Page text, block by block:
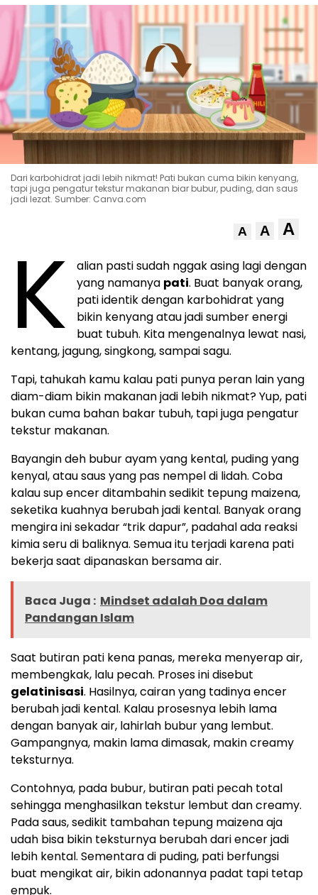
Dari karbohidrat jadi lebih nikmat! Pati bukan cuma bikin kenyang,
tapi juga pengatur tekstur makanan biar bubur, puding, dan saus
jadi lezat. Sumber: Canva.com
A A A
K
alian pasti sudah nggak asing lagi dengan
yang namanya pati. Buat banyak orang,
pati identik dengan karbohidrat yang
bikin kenyang atau jadi sumber energi
buat tubuh. Kita mengenalnya lewat nasi,
kentang, jagung, singkong, sampai sagu.
Tapi, tahukah kamu kalau pati punya peran lain yang
diam-diam bikin makanan jadi lebih nikmat? Yup, pati
bukan cuma bahan bakar tubuh, tapi juga pengatur
tekstur makanan.
Bayangin deh bubur ayam yang kental, puding yang
kenyal, atau saus yang pas nempel di lidah. Coba
kalau sup encer ditambahin sedikit tepung maizena,
seketika kuahnya berubah jadi kental. Banyak orang
mengira ini sekadar “trik dapur”, padahal ada reaksi
kimia seru di baliknya. Semua itu terjadi karena pati
bekerja saat dipanaskan bersama air.
Baca Juga : Mindset adalah Doa dalam
Pandangan Islam
Saat butiran pati kena panas, mereka menyerap air,
membengkak, lalu pecah. Proses ini disebut
gelatinisasi. Hasilnya, cairan yang tadinya encer
berubah jadi kental. Kalau prosesnya lebih lama
dengan banyak air, lahirlah bubur yang lembut.
Gampangnya, makin lama dimasak, makin creamy
teksturnya.
Contohnya, pada bubur, butiran pati pecah total
sehingga menghasilkan tekstur lembut dan creamy.
Pada saus, sedikit tambahan tepung maizena aja
udah bisa bikin teksturnya berubah dari encer jadi
lebih kental. Sementara di puding, pati berfungsi
buat mengikat air, bikin adonannya padat tapi tetap
empuk.